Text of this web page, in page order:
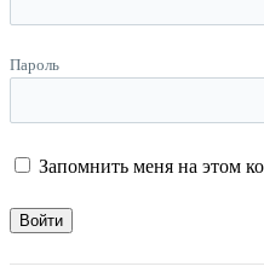
Пароль
Запомнить меня на этом